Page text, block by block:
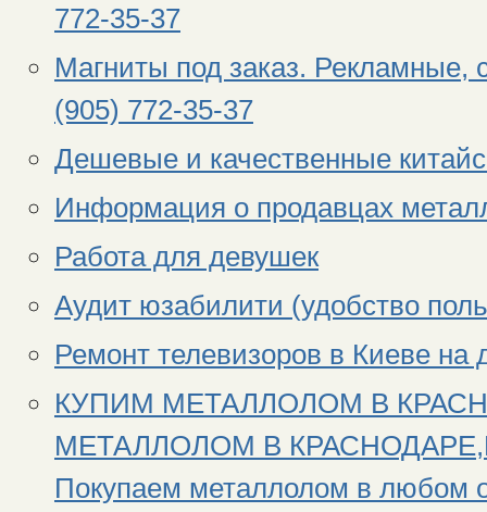
772-35-37
Магниты под заказ.
(905) 772-35-37
Дешевые и качественные
Информация о продавцах
Работа для девушек
Аудит юзабилити (удобство
Ремонт телевизоров в Киеве на
КУПИМ МЕТАЛЛОЛОМ В
МЕТАЛЛОЛОМ В
Покупаем металлолом в любом